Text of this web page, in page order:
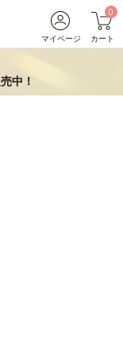
マイページ
0
カート
中！